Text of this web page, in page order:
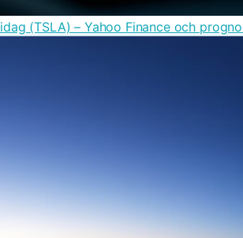
(TSLA) – Yahoo Finance och